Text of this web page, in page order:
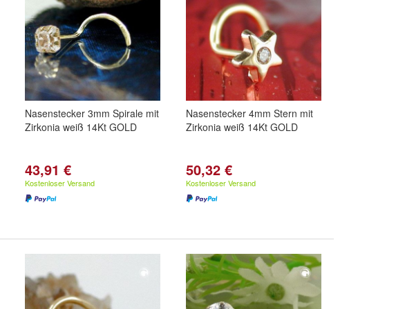
Nasenstecker 3mm Spirale mit
Zirkonia weiß 14Kt GOLD
43,91 €
Kostenloser Versand
Nasenstecker 4mm Stern mit
Zirkonia weiß 14Kt GOLD
50,32 €
Kostenloser Versand